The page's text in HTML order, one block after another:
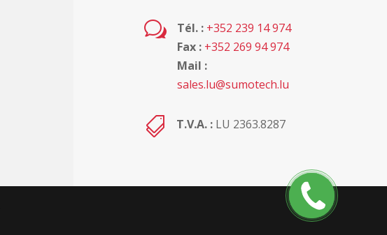
w Tél. : +352 239 14 974
Fax : +352 269 94 974
Mail :
sales.lu@sumotech.lu
 T.V.A. :LU 2363.8287
Rappelez
moi